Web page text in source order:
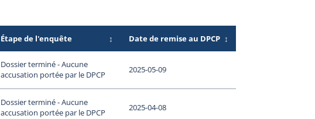
Étape de l'enquête ↕ Date de remise au DPCP ↕
Dossier terminé - Aucune
accusation portée par le DPCP
2025-05-09
Dossier terminé - Aucune
accusation portée par le DPCP
2025-04-08